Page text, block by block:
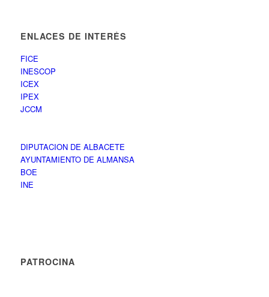
ENLACES DE INTERÉS
FICE
INESCOP
ICEX
IPEX
JCCM
DIPUTACION DE ALBACETE
AYUNTAMIENTO DE ALMANSA
BOE
INE
PATROCINA